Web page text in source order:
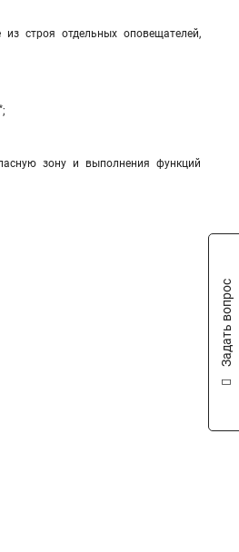
строя отдельных оповещателей,
*;
зону и выполнения функций
Задать вопрос